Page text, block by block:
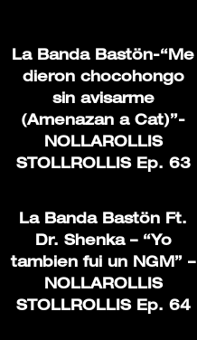
La Banda Bastön-“Me
dieron chocohongo
sin avisarme
(Amenazan a Cat)”-
NOLLAROLLIS
STOLLROLLIS Ep. 63
La Banda Bastön Ft.
Dr. Shenka – “Yo
tambien fui un NGM” –
NOLLAROLLIS
STOLLROLLIS Ep. 64